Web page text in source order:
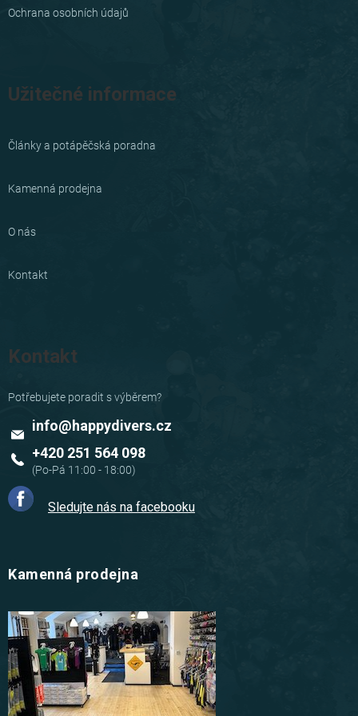
Ochrana osobních údajů
Užitečné informace
Články a potápěčská poradna
Kamenná prodejna
O nás
Kontakt
Kontakt
info@happydivers.cz
+420 251 564 098
Sledujte nás na facebooku
Kamenná prodejna